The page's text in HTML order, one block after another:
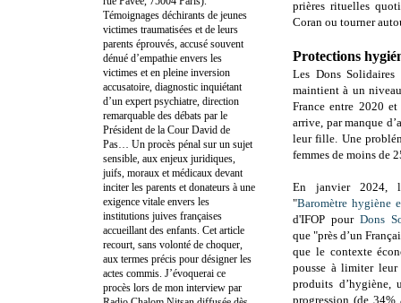
prières rituelles
Coran ou tourner
Protections
Les Dons
maintient à un
France entre 2020
arrive, par manque
leur fille. Une
femmes de moins de
En janvier 2024,
"Baromètre hygiène
d'IFOP pourDons
que "près d’un
que le contexte
pousse à limiter leur
produits d’hygiène,
progression (de
Témoignages déchirants de jeunes
victimes traumatisées et de leurs
parents éprouvés, accusé souvent
dénué d’empathie envers les
victimes et en pleine inversion
accusatoire, diagnostic inquiétant
d’un expert psychiatre, direction
remarquable des débats par le
Président de la Cour David de
Pas… Un procès pénal sur un sujet
sensible, aux enjeux juridiques,
juifs, moraux et médicaux devant
inciter les parents et donateurs à une
exigence vitale envers les
institutions juives françaises
accueillant des enfants. Cet article
recourt, sans volonté de choquer,
aux termes précis pour désigner les
actes commis. J’évoquerai ce
procès lors de mon interview par